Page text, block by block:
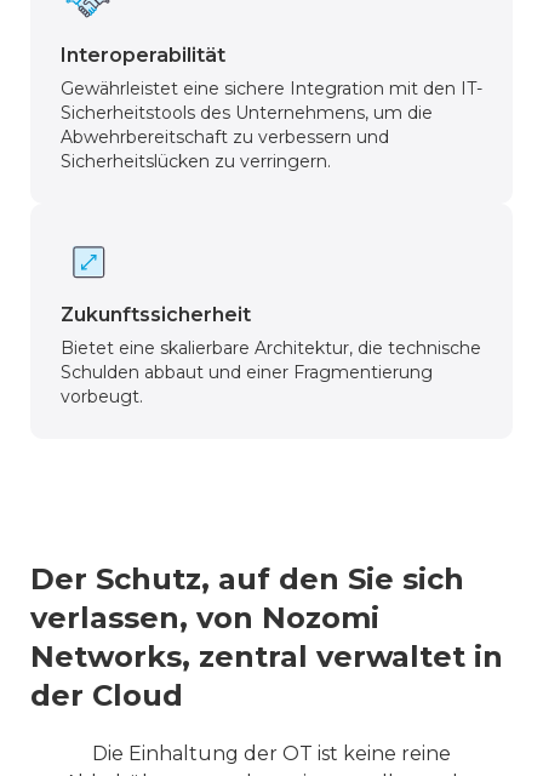
Interoperabilität
Gewährleistet eine sichere Integration mit den IT-
Sicherheitstools des Unternehmens, um die
Abwehrbereitschaft zu verbessern und
Sicherheitslücken zu verringern.
Zukunftssicherheit
Bietet eine skalierbare Architektur, die technische
Schulden abbaut und einer Fragmentierung
vorbeugt.
Der Schutz, auf den Sie sich
verlassen, von Nozomi
Networks, zentral verwaltet in
der Cloud
Die Einhaltung der OT ist keine reine